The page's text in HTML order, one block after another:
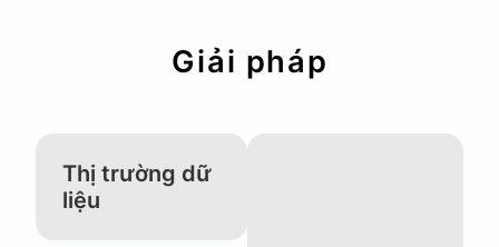
Giải pháp
Thị trường dữ
liệu